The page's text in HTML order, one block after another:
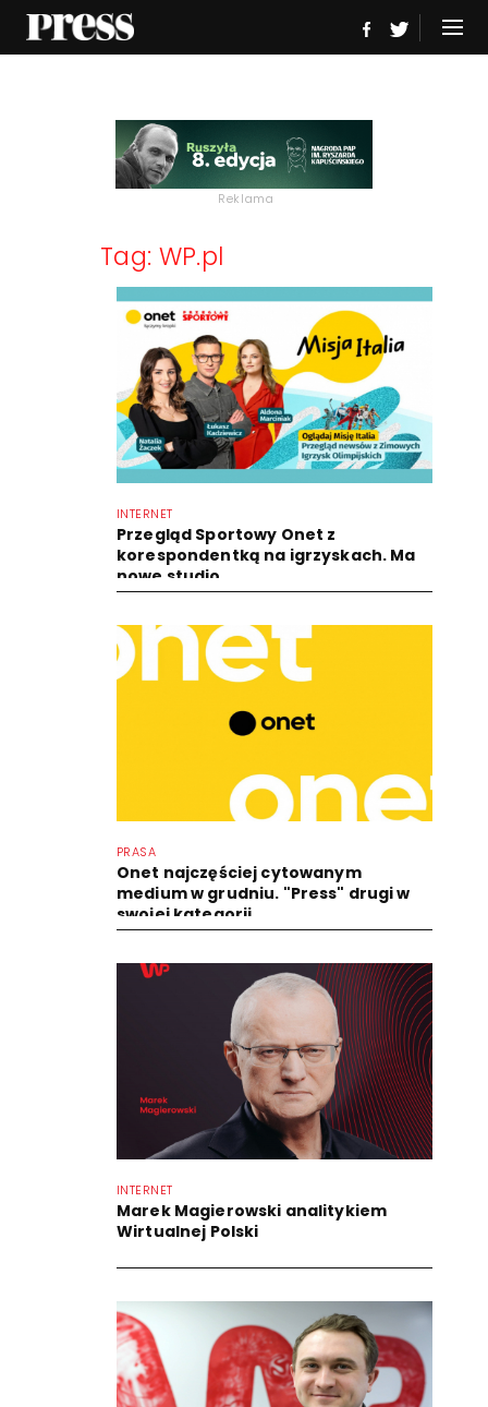
Reklama
Tag: WP.pl
INTERNET
Przegląd Sportowy Onet z
korespondentką na igrzyskach. Ma
nowe studio
PRASA
Onet najczęściej cytowanym
medium w grudniu. "Press" drugi w
swojej kategorii
INTERNET
Marek Magierowski analitykiem
Wirtualnej Polski